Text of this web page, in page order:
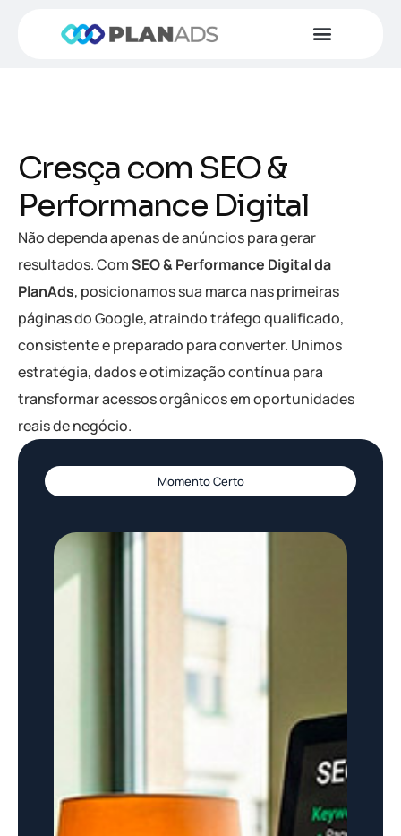
Cresça com SEO &
Performance Digital
Não dependa apenas de anúncios para gerar
resultados. ComSEO & Performance Digital da
PlanAds, posicionamos sua marca nas primeiras
páginas do Google, atraindo tráfego qualificado,
consistente e preparado para converter. Unimos
estratégia, dados e otimização contínua para
transformar acessos orgânicos em oportunidades
reais de negócio.
Momento Certo​